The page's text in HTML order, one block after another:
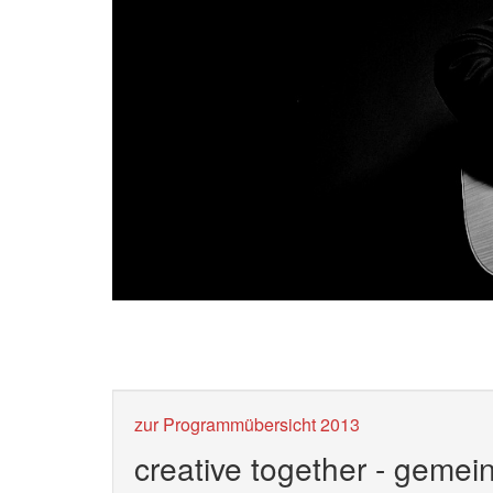
zur Programmübersicht 2013
creative together -